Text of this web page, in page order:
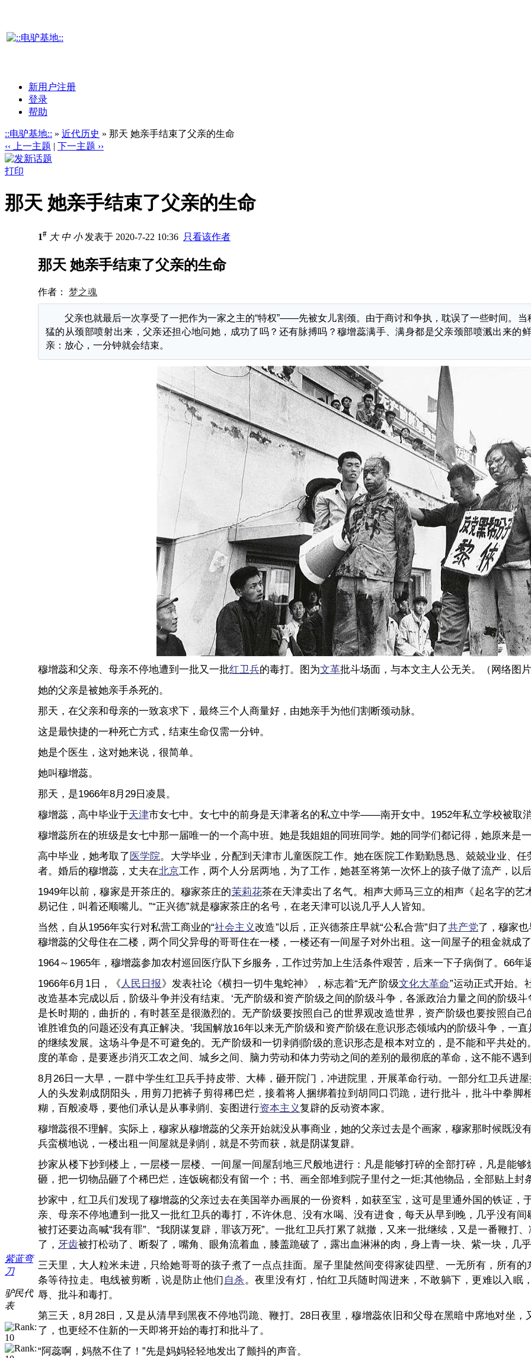
新用户注册
登录
帮助
::电驴基地:: » 近代历史 » 那天 她亲手结束了父亲的生命
‹‹ 上一主题 | 下一主题 ››
打印
那天 她亲手结束了父亲的生命
紫蓝弯
刀
驴民代
表
1# 大 中 小发表于 2020-7-22 10:36 只看该作者
那天 她亲手结束了父亲的生命
作者： 梦之魂
父亲也就最后一次享受了一把作为一家之主的“特权”——先被女儿割颈。由于商讨和争执，耽误了一些时间。
猛的从颈部喷射出来，父亲还担心地问她，成功了吗？还有脉搏吗？穆增蕊满手、满身都是父亲颈部喷溅出来的
亲：放心，一分钟就会结束。
穆增蕊和父亲、母亲不停地遭到一批又一批红卫兵的毒打。图为文革批斗场面，与本文主人公无关。（网络图
她的父亲是被她亲手杀死的。
那天，在父亲和母亲的一致哀求下，最终三个人商量好，由她亲手为他们割断颈动脉。
这是最快捷的一种死亡方式，结束生命仅需一分钟。
她是个医生，这对她来说，很简单。
她叫穆增蕊。
那天，是1966年8月29日凌晨。
穆增蕊，高中毕业于天津市女七中。女七中的前身是天津著名的私立中学——南开女中。1952年私立学校被取
穆增蕊所在的班级是女七中那一届唯一的一个高中班。她是我姐姐的同班同学。她的同学们都记得，她原来是
高中毕业，她考取了 医学院。大学毕业，分配到天津市儿童医院工作。她在医院工作勤勤恳恳、兢兢业业、
者。婚后的穆增蕊，丈夫在北京工作，两个人分居两地，为了工作，她甚至将第一次怀上的孩子做了流产，以
1949年以前，穆家是开茶庄的。穆家茶庄的茉莉花茶在天津卖出了名气。相声大师马三立的相声《起名字的
易记住，叫着还顺嘴儿。”“正兴德”就是穆家茶庄的名号，在老天津可以说几乎人人皆知。
当然，自从1956年实行对私营工商业的“社会主义改造”以后，正兴德茶庄早就“公私合营”归了共产党了，穆家
穆增蕊的父母住在二楼，两个同父异母的哥哥住在一楼，一楼还有一间屋子对外出租。这一间屋子的租金就成
1964～1965年，穆增蕊参加农村巡回医疗队下乡服务，工作过劳加上生活条件艰苦，后来一下子病倒了。66
1966年6月1日，《 人民日报》发表社论《横扫一切牛鬼蛇神》，标志着“无产阶级文化大革命”运动正式开始。
改造基本完成以后，阶级斗争并没有结束。‘无产阶级和资产阶级之间的阶级斗争，各派政治力量之间的阶级
是长时期的，曲折的，有时甚至是很激烈的。无产阶级要按照自己的世界观改造世界，资产阶级也要按照自
谁胜谁负的问题还没有真正解决。’我国解放16年以来无产阶级和资产阶级在意识形态领域内的阶级斗争，一
的继续发展。这场斗争是不可避免的。无产阶级和一切剥削阶级的意识形态是根本对立的，是不能和平共处
度的革命，是要逐步消灭工农之间、城乡之间、脑力劳动和体力劳动之间的差别的最彻底的革命，这不能不遇
8月26日一大早，一群中学生红卫兵手持皮带、大棒，砸开院门，冲进院里，开展革命行动。一部分红卫兵进
人的头发剃成阴阳头，用剪刀把裤子剪得稀巴烂，接着将人捆绑着拉到胡同口罚跪，进行批斗，批斗中拳
糊，百般凌辱，要他们承认是从事剥削、妄图进行资本主义复辟的反动资本家。
穆增蕊很不理解。实际上，穆家从穆增蕊的父亲开始就没从事商业，她的父亲过去是个画家，穆家那时候既没
兵蛮横地说，一楼出租一间屋就是剥削，就是不劳而获，就是阴谋复辟。
抄家从楼下抄到楼上，一层楼一层楼、一间屋一间屋刮地三尺般地进行：凡是能够打碎的全部打碎，凡是能
砸，把一切物品砸了个稀巴烂，连饭碗都没有留一个；书、画全部堆到院子里付之一炬;其他物品，全部贴上封
抄家中，红卫兵们发现了穆增蕊的父亲过去在美国举办画展的一份资料，如获至宝，这可是里通外国的铁证，
亲、母亲不停地遭到一批又一批红卫兵的毒打，不许休息、没有水喝、没有进食，每天从早到晚，几乎没有
被打还要边高喊“我有罪”、“我阴谋复辟，罪该万死”。一批红卫兵打累了就撤，又来一批继续，又是一番鞭打
了， 牙齿被打松动了、断裂了，嘴角、眼角流着血，膝盖跪破了，露出血淋淋的肉，身上青一块、紫一块，
三天里，大人粒米未进，只给她哥哥的孩子煮了一点点挂面。屋子里陡然间变得家徒四壁、一无所有，所有
条等待拉走。电线被剪断，说是防止他们 自杀。夜里没有灯，怕红卫兵随时闯进来，不敢躺下，更难以入
辱、批斗和毒打。
第三天，8月28日，又是从清早到黑夜不停地罚跪、鞭打。28日夜里，穆增蕊依旧和父母在黑暗中席地对坐
了，也更经不住新的一天即将开始的毒打和批斗了。
“阿蕊啊，妈熬不住了！”先是妈妈轻轻地发出了颤抖的声音。